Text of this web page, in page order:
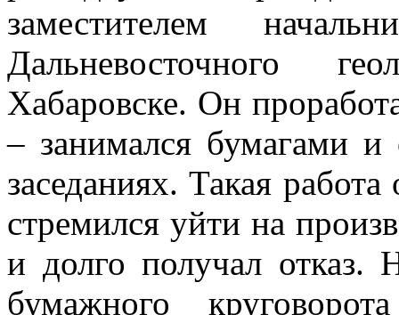
заместителем
Дальневосточного
Хабаровске. Он
– занимался бумагами и
заседаниях. Такая
стремился уйти на
и долго получал отказ.
бумажного